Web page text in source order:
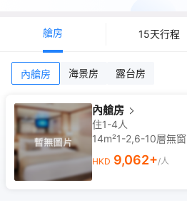
艙房 15天行程
內艙房 海景房 露台房
內艙房
住1-4人
14m²1-2,6-10層無窗
HKD 9,062+/人